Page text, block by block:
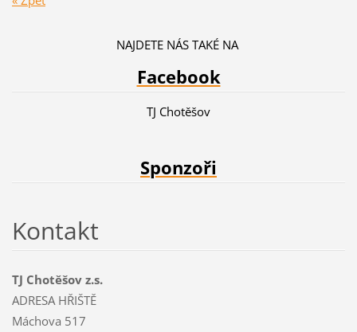
NAJDETE NÁS TAKÉ NA
Facebook
TJ Chotěšov
Sponzoři
Kontakt
TJ Chotěšov z.s.
ADRESA HŘIŠTĚ
Máchova 517